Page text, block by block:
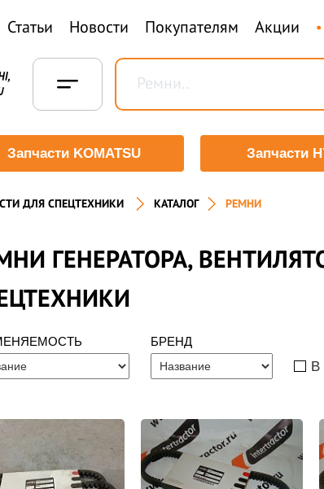
Статьи Новости Покупателям Акции
Запчасти KOMATSU Запчасти
ДЛЯ СПЕЦТЕХНИКИ КАТАЛОГ РЕМНИ
ГЕНЕРАТОРА,
БРЕНД
В